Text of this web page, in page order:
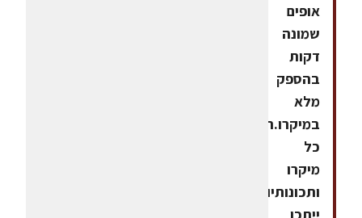
אופים
שמונה
דקות
בהספק
מלא
במיקרו.הערה:
כל
מיקרו
ותכונותיו.